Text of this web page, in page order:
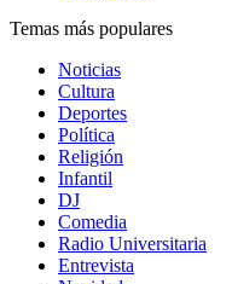
Temas más populares
Noticias
Cultura
Deportes
Política
Religión
Infantil
DJ
Comedia
Radio Universitaria
Entrevista